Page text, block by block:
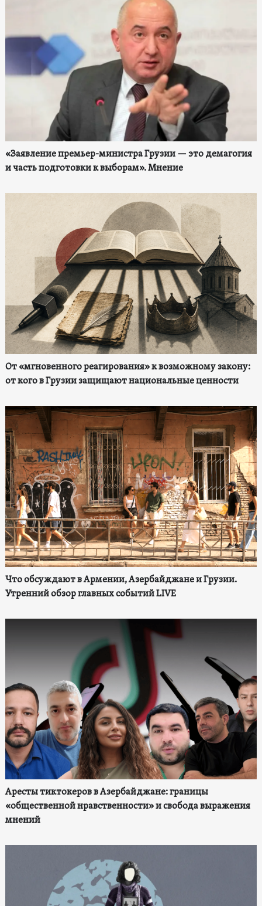
«Заявление премьер-министра Грузии — это демагогия
и часть подготовки к выборам». Мнение
От «мгновенного реагирования» к возможному закону:
от кого в Грузии защищают национальные ценности
Что обсуждают в Армении, Азербайджане и Грузии.
Утренний обзор главных событий LIVE
Аресты тиктокеров в Азербайджане: границы
«общественной нравственности» и свобода выражения
мнений